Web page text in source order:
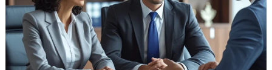
c
i
a
A
ã
o
P
a
u
l